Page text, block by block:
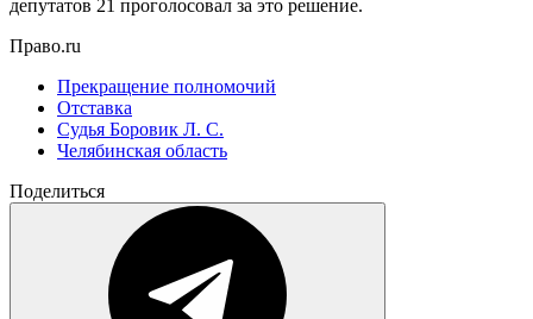
депутатов 21 проголосовал за это решение.
Право.ru
Прекращение полномочий
Отставка
Судья Боровик Л. С.
Челябинская область
Поделиться